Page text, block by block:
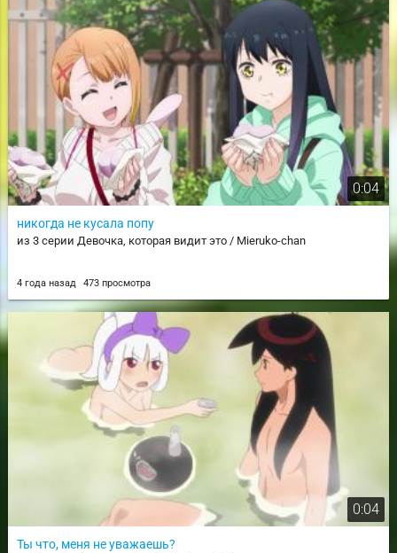
0:04
никогда не кусала попу
из 3 серии Девочка, которая видит это / Mieruko-chan
4 года назад 473 просмотра
0:04
Ты что, меня не уважаешь?